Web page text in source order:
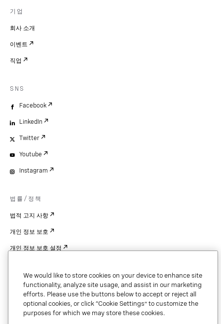
기업
회사 소개
이벤트
직업
SNS
Facebook
LinkedIn
Twitter
Youtube
Instagram
법률/정책
법적 고지 사항
개인 정보 보호
개인 정보 보호 설정
저작권
보안 및 신뢰
We would like to store cookies on your device to enhance site
functionality, analyze site usage, and assist in our marketing
efforts. Please use the buttons below to accept or reject all
optional cookies, or click “Cookie Settings” to customize the
purposes for which we may store these cookies.